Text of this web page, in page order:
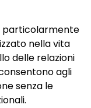
particolarmente
nella vita
delle relazioni
agli
senza le